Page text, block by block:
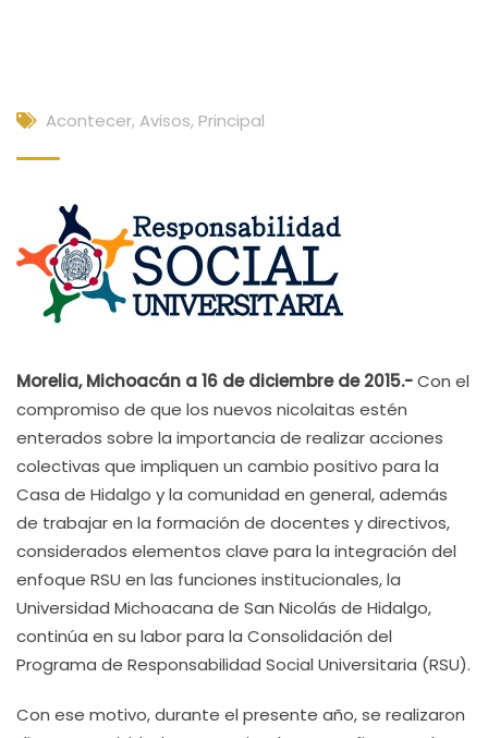
Acontecer,Avisos, Principal
Morelia, Michoacán a 16 de diciembre de 2015.-Con el
compromiso de que los nuevos nicolaitas estén
enterados sobre la importancia de realizar acciones
colectivas que impliquen un cambio positivo para la
Casa de Hidalgo y la comunidad en general, además
de trabajar en la formación de docentes y directivos,
considerados elementos clave para la integración del
enfoque RSU en las funciones institucionales, la
Universidad Michoacana de San Nicolás de Hidalgo,
continúa en su labor para la Consolidación del
Programa de Responsabilidad Social Universitaria (RSU).
Con ese motivo, durante el presente año, se realizaron